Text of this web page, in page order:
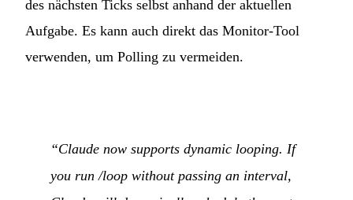
des nächsten Ticks selbst anhand der aktuellen
Aufgabe. Es kann auch direkt das Monitor-Tool
verwenden, um Polling zu vermeiden.
“Claude now supports dynamic looping. If
you run /loop without passing an interval,